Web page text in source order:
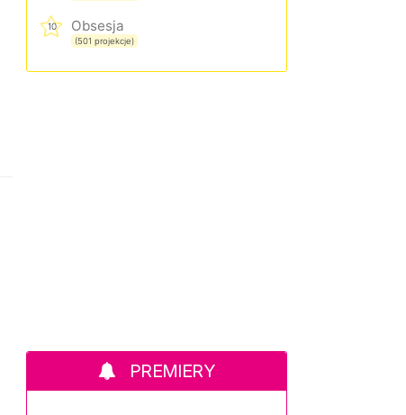
10 Obsesja
(501 projekcje)
PREMIERY